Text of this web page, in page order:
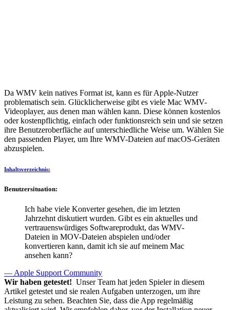
Da WMV kein natives Format ist, kann es für Apple-Nutzer
problematisch sein. Glücklicherweise gibt es viele Mac WMV-
Videoplayer, aus denen man wählen kann. Diese können kostenlos
oder kostenpflichtig, einfach oder funktionsreich sein und sie setzen
ihre Benutzeroberfläche auf unterschiedliche Weise um. Wählen Sie
den passenden Player, um Ihre WMV-Dateien auf macOS-Geräten
abzuspielen.
Inhaltsverzeichnis:
Benutzersituation:
Ich habe viele Konverter gesehen, die im letzten
Jahrzehnt diskutiert wurden. Gibt es ein aktuelles und
vertrauenswürdiges Softwareprodukt, das WMV-
Dateien in MOV-Dateien abspielen und/oder
konvertieren kann, damit ich sie auf meinem Mac
ansehen kann?
— Apple Support Community
Wir haben getestet! Unser Team hat jeden Spieler in diesem
Artikel getestet und sie realen Aufgaben unterzogen, um ihre
Leistung zu sehen. Beachten Sie, dass die App regelmäßig